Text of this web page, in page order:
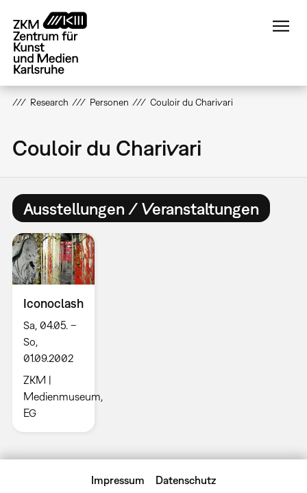
zum
Inhalt
Research Personen Couloir du Charivari
Couloir du Charivari
Ausstellungen / Veranstaltungen
Iconoclash
Sa, 04.05. –
So,
01.09.2002
ZKM |
Medienmuseum,
EG
Impressum Datenschutz